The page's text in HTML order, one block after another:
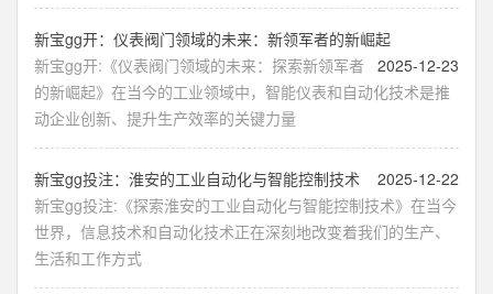
新宝gg开：仪表阀门领域的未来：新领军者的新崛起
2025-12-23
新宝gg开:《仪表阀门领域的未来：探索新领军者
的新崛起》在当今的工业领域中，智能仪表和自动化技术是推
动企业创新、提升生产效率的关键力量
新宝gg投注：淮安的工业自动化与智能控制技术
2025-12-22
新宝gg投注:《探索淮安的工业自动化与智能控制技术》在当今
世界，信息技术和自动化技术正在深刻地改变着我们的生产、
生活和工作方式